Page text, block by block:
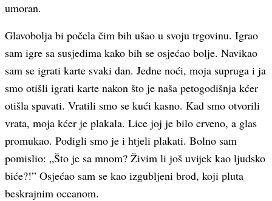
umoran.
Glavobolja bi počela čim bih ušao u svoju trgovinu. Igrao
sam igre sa susjedima kako bih se osjećao bolje. Navikao
sam se igrati karte svaki dan. Jedne noći, moja supruga i ja
smo otišli igrati karte nakon što je naša petogodišnja kćer
otišla spavati. Vratili smo se kući kasno. Kad smo otvorili
vrata, moja kćer je plakala. Lice joj je bilo crveno, a glas
promukao. Podigli smo je i htjeli plakati. Bolno sam
pomislio: „Što je sa mnom? Živim li još uvijek kao ljudsko
biće?!” Osjećao sam se kao izgubljeni brod, koji pluta
beskrajnim oceanom.